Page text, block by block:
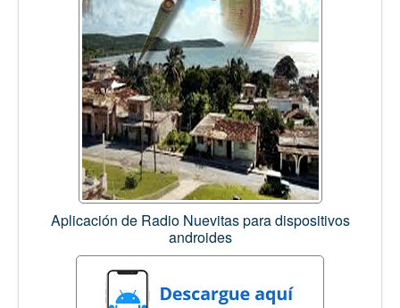
Aplicación de Radio Nuevitas para dispositivos
androides